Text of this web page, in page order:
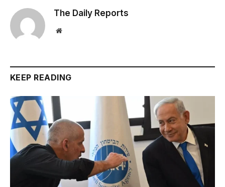
The Daily Reports
Website
KEEP READING